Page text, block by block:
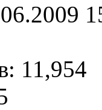
11,954